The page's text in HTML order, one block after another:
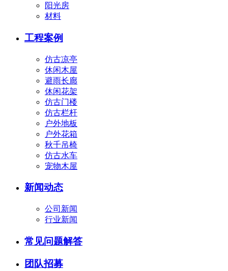
阳光房
材料
工程案例
仿古凉亭
休闲木屋
避雨长廊
休闲花架
仿古门楼
仿古栏杆
户外地板
户外花箱
秋千吊椅
仿古水车
宠物木屋
新闻动态
公司新闻
行业新闻
常见问题解答
团队招募